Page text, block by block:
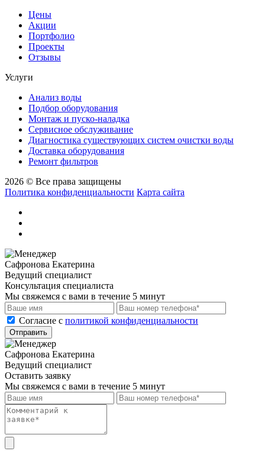
Цены
Акции
Портфолио
Проекты
Отзывы
Услуги
Анализ воды
Подбор оборудования
Монтаж и пуско-наладка
Сервисное обслуживание
Диагностика существующих систем очистки воды
Доставка оборудования
Ремонт фильтров
2026 © Все права защищены
Политика конфиденциальности Карта сайта
Сафронова Екатерина
Ведущий специалист
Консультация специалиста
Мы свяжемся с вами в течение 5 минут
Cогласие с политикой конфиденциальности
Отправить
Сафронова Екатерина
Ведущий специалист
Оставить заявку
Мы свяжемся с вами в течение 5 минут